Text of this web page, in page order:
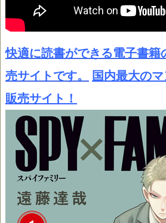
快適に読書ができる電子書籍
売サイトです。
国内最大のマ
販売サイト！